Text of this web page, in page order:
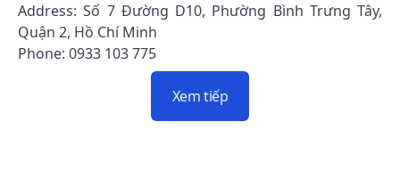
Address: Số 7 Đường D10, Phường Bình Trưng Tây,
Quận 2, Hồ Chí Minh
Phone: 0933 103 775
Xem tiếp